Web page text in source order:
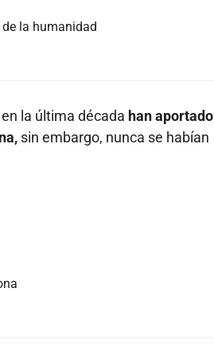
la humanidad
la última década han aportado
sin embargo, nunca se habían